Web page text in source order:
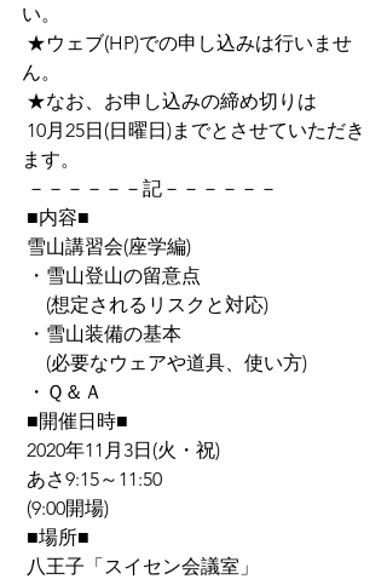
い。
ん。
★なお、お申し込みの締め切りは
ます。
－－－－－－記－－－－－－
■内容■
雪山講習会(座学編)
・雪山登山の留意点
(想定されるリスクと対応)
・雪山装備の基本
(必要なウェアや道具、使い方)
・Ｑ＆Ａ
■開催日時■
2020年11月3日(火・祝)
あさ9:15～11:50
(9:00開場)
■場所■
八王子「スイセン会議室」